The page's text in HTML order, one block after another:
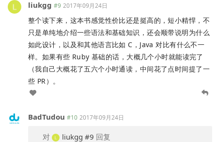
liukgg #9 2017年09月24日
整个读下来，这本书感觉性价比还是挺高的，短小精悍，不
只是单纯地介绍一些语法和基础知识，还会顺带说明为什么
如此设计，以及和其他语言比如 C，Java 对比有什么不一
样。如果有些 Ruby 基础的话，大概几个小时就能读完了
（我自己大概花了五六个小时通读，中间花了点时间提了一
些 PR）。
BadTudou #10 2017年09月24日
对 liukgg #9 回复